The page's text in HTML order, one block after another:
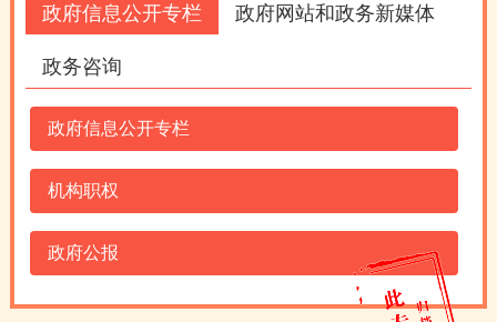
政府信息公开专栏 政府网站和政务新媒体
政务咨询
政府信息公开专栏
机构职权
政府公报